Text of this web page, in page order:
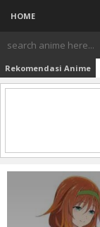
HOME
Rekomendasi Anime